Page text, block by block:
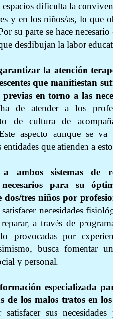
espacios dificulta la
y en los niños/as, lo que
su parte se hace
desdibujan la labor
la atención
que manifiestan
previas en torno a las
de atender a los
de cultura de
aspecto aunque se
entidades que atienden a
a ambos sistemas de
necesarios para su
dos/tres niños por
necesidades
a través de
provocadas por
busca fomentar
y personal.
especializada
de los malos tratos en
sus